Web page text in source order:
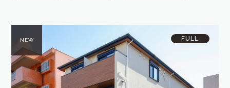
NEW FULL